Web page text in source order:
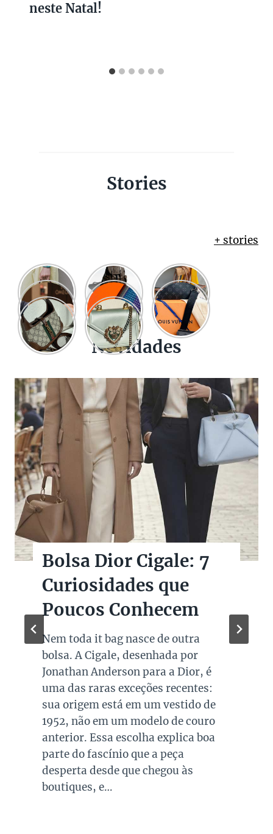
neste Natal!
Stories
+ stories
Novidades
Bolsas Pretas de
Marcas de Luxo na
Super Sale dos Pais
Quando falamos de cores de bolsas,
os modelos em preto são os mais
queridos e tradicionais, estando
presente no guarda roupa de quase
todas as mulheres. Esta é uma cor
versátil, clássica e atemporal e
investir em peças neste tom garante
combinações para quase todo look
que usamos, sejam eles para
ocasiões casuais ou mais…